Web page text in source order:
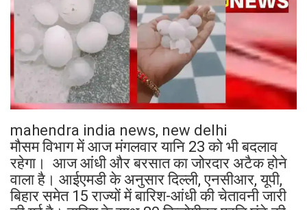
mahendra india news, new delhi
मौसम विभाग में आज मंगलवार यानि 23 को भी बदलाव
रहेगा। आज आंधी और बरसात का जोरदार अटैक होने
वाला है। आईएमडी के अनुसार दिल्ली, एनसीआर, यूपी,
बिहार समेत 15 राज्यों में बारिश-आंधी की चेतावनी जारी